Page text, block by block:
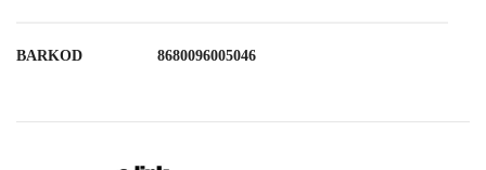
BARKOD 8680096005046